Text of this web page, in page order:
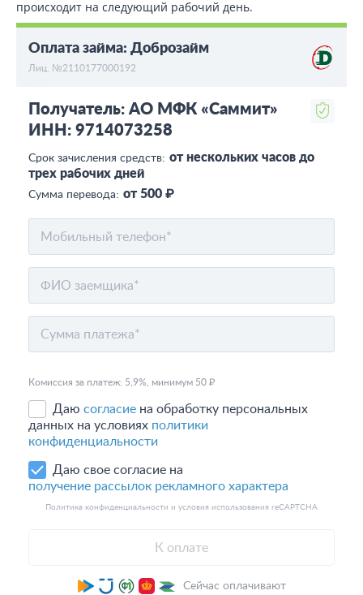
происходит на следующий рабочий день.